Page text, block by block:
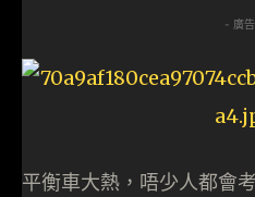
- 廣
平衡車大熱，唔少人都會